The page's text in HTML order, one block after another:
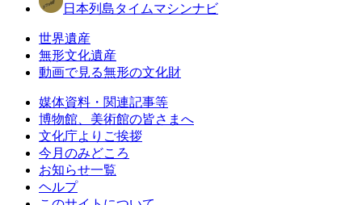
日本列島タイムマシンナビ
世界遺産
無形文化遺産
動画で見る無形の文化財
媒体資料・関連記事等
博物館、美術館の皆さまへ
文化庁よりご挨拶
今月のみどころ
お知らせ一覧
ヘルプ